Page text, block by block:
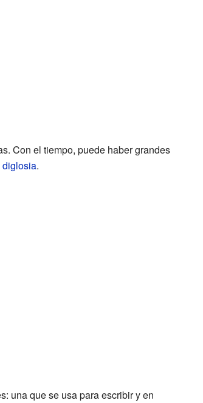
Con el tiempo, puede haber grandes
diglosia.
una que se usa para escribir y en